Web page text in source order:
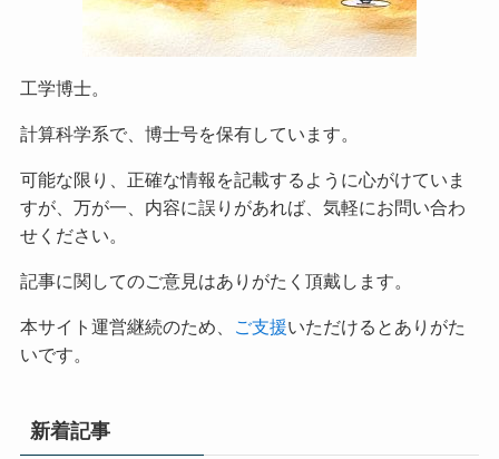
工学博士。
計算科学系で、博士号を保有しています。
可能な限り、正確な情報を記載するように心がけていま
すが、万が一、内容に誤りがあれば、気軽にお問い合わ
せください。
記事に関してのご意見はありがたく頂戴します。
本サイト運営継続のため、 ご支援いただけるとありがた
いです。
新着記事